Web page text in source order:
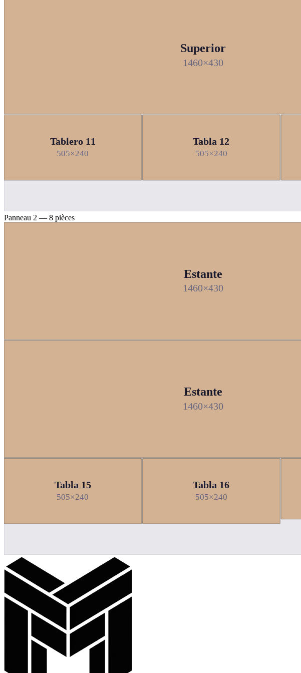
Superior
1460×430
Tablero 11
505×240
Tabla 12
505×240
Panneau 2 — 8 pièces
Estante
1460×430
Estante
1460×430
Tabla 15
505×240
Tabla 16
505×240